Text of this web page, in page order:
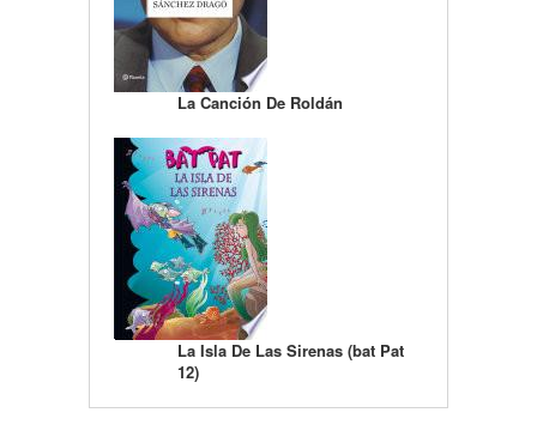
La Canción De Roldán
La Isla De Las Sirenas (bat Pat
12)